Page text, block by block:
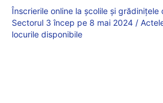
Înscrierile online la școlile și grădinițele
Sectorul 3 încep pe 8 mai 2024 /
locurile disponibile